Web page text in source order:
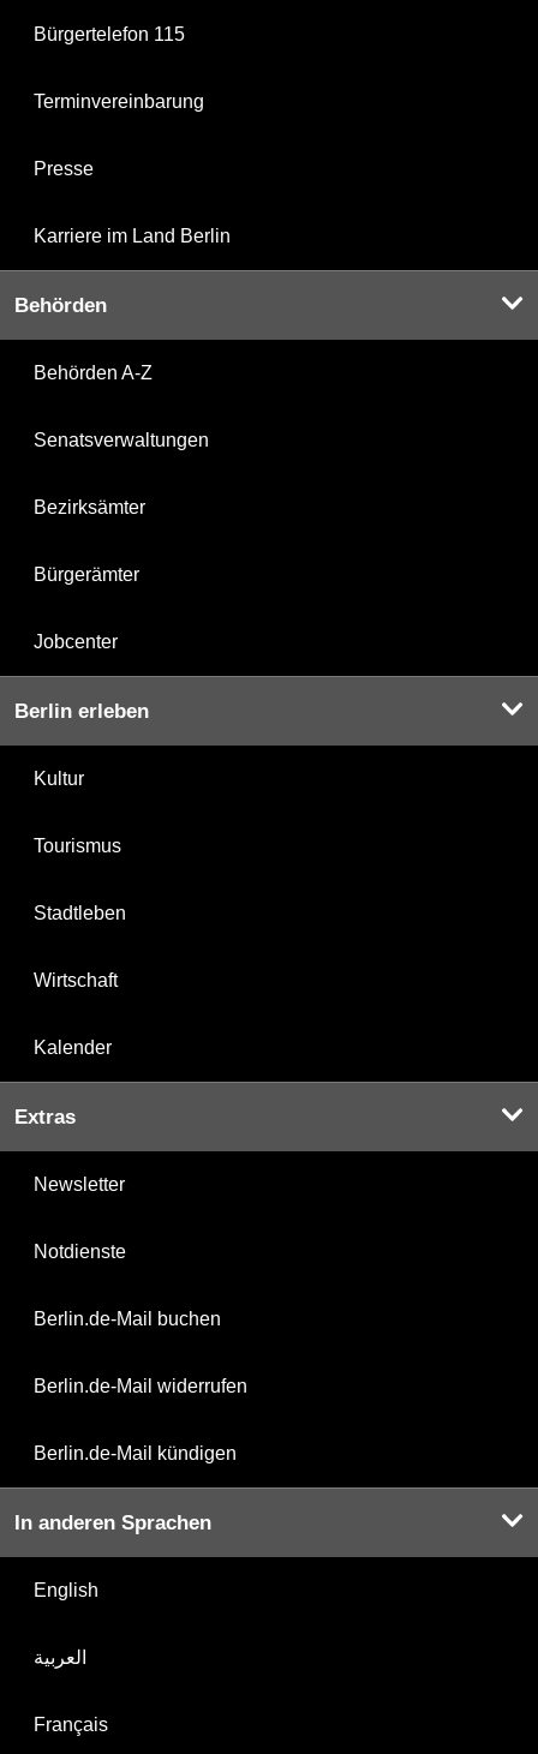
Bürgertelefon 115
Terminvereinbarung
Presse
Karriere im Land Berlin
Behörden
Behörden A-Z
Senatsverwaltungen
Bezirksämter
Bürgerämter
Jobcenter
Berlin erleben
Kultur
Tourismus
Stadtleben
Wirtschaft
Kalender
Extras
Newsletter
Notdienste
Berlin.de-Mail buchen
Berlin.de-Mail widerrufen
Berlin.de-Mail kündigen
In anderen Sprachen
English
العربية
Français